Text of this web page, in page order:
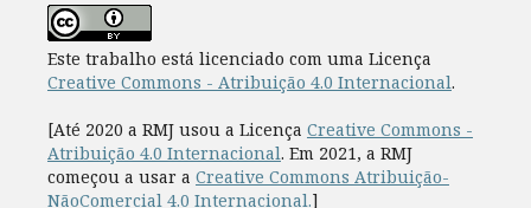
Este trabalho está licenciado com uma Licença
Creative Commons - Atribuição 4.0 Internacional.
[Até 2020 a RMJ usou a Licença Creative Commons -
Atribuição 4.0 Internacional. Em 2021, a RMJ
começou a usar a Creative Commons Atribuição-
NãoComercial 4.0 Internacional.]